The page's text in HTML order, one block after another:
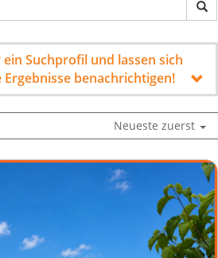
ein Suchprofil und lassen sich
benachrichtigen!
Neueste zuerst